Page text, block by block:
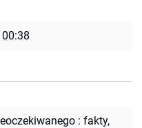
: fakty,